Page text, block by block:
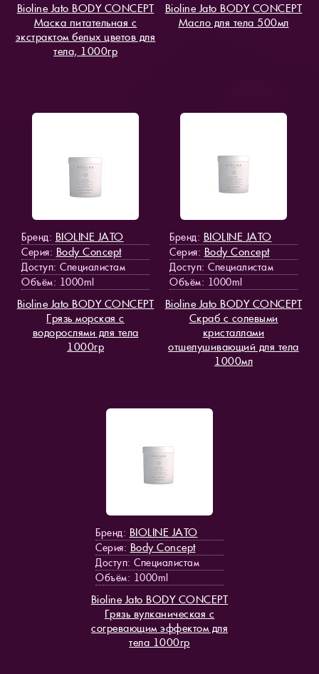
Bioline Jato BODY CONCEPT
Маска питательная с
экстрактом белых цветов для
тела, 1000гр
Bioline Jato BODY CONCEPT
Масло для тела 500мл
Бренд: BIOLINE JATO
Серия: Body Concept
Доступ: Специалистам
Объём: 1000ml
Bioline Jato BODY CONCEPT
Грязь морская с
водорослями для тела
1000гр
Бренд: BIOLINE JATO
Серия: Body Concept
Доступ: Специалистам
Объём: 1000ml
Bioline Jato BODY CONCEPT
Скраб с солевыми
кристаллами
отшелушивающий для тела
1000мл
Бренд: BIOLINE JATO
Серия: Body Concept
Доступ: Специалистам
Объём: 1000ml
Bioline Jato BODY CONCEPT
Грязь вулканическая с
согревающим эффектом для
тела 1000гр